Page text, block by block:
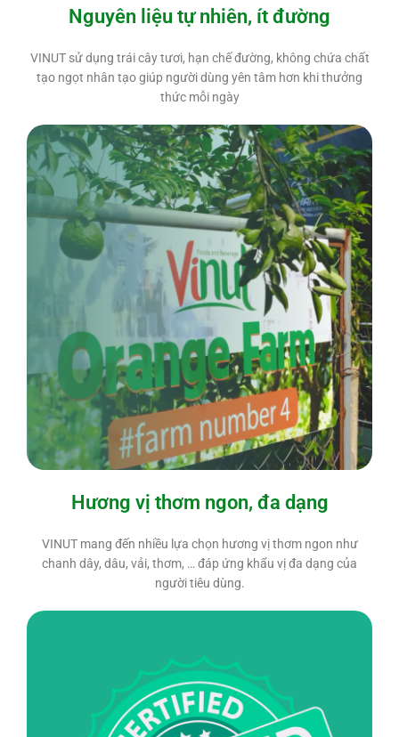
Nguyên liệu tự nhiên, ít đường
VINUT sử dụng trái cây tươi, hạn chế đường, không chứa chất
tạo ngọt nhân tạo giúp người dùng yên tâm hơn khi thưởng
thức mỗi ngày
Hương vị thơm ngon, đa dạng
VINUT mang đến nhiều lựa chọn hương vị thơm ngon như
chanh dây, dâu, vải, thơm, … đáp ứng khẩu vị đa dạng của
người tiêu dùng.